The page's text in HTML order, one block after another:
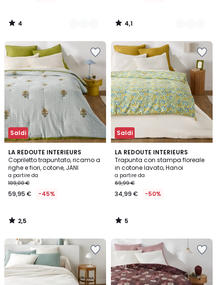
69,99
€
di
99,99
50%
di
sconto
applicato.
4
/
4,1
/
Saldi
LA REDOUTE INTERIEURS
Copriletto trapuntato, ricamo a
righe e fiori, cotone, JANI
a partire da
109,00 €
59,95 € -45%
2,5
/ 5
2,5
/
Saldi
LA REDOUTE INTERIEURS
Trapunta con stampa floreale
in cotone lavato, Hanoi
a partire da
69,99 €
34,99 € -50%
5
/
5
5
/